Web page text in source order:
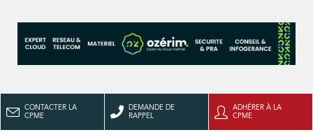
CONTACTER LA
CPME
DEMANDE DE
RAPPEL
ADHÉRER À LA
CPME